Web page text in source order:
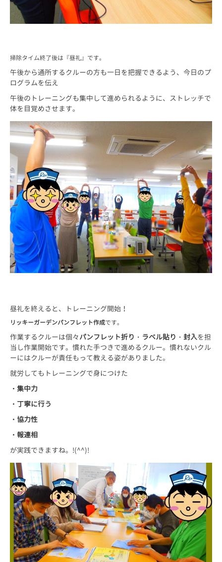
掃除タイム終了後は『昼礼』です。
午後から通所するクルーの方も一日を把握できるよう、今日のプ
ログラムを伝え
午後のトレーニングも集中して進められるように、ストレッチで
体を目覚めさせます。
昼礼を終えると、トレーニング開始！
リッキーガーデンパンフレット作成です。
作業するクルーは個々パンフレット折り ・ ラベル貼り ・ 封入を担
当し作業開始です。慣れた手つきで進めるクルー。慣れないクル
ーにはクルーが責任もって教える姿がありました。
就労してもトレーニングで身につけた
・集中力
・丁寧に行う
・協力性
・報連相
が実践できますね。!(^^)!